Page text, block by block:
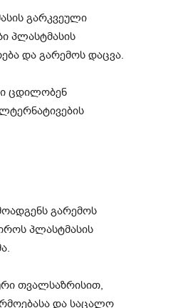
გარკვეული
პლასტმასის
და გარემოს დაცვა.
ცდილობენ
გარემოს
პლასტმასის
თვალსაზრისით,
და საცალო